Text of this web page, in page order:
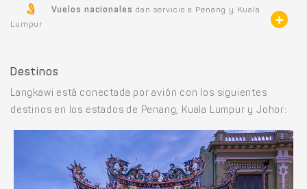
Vuelos nacionales dan servicio a Penang y Kuala
Lumpur
Destinos
Langkawi está conectada por avión con los siguientes
destinos en los estados de Penang, Kuala Lumpur y Johor: